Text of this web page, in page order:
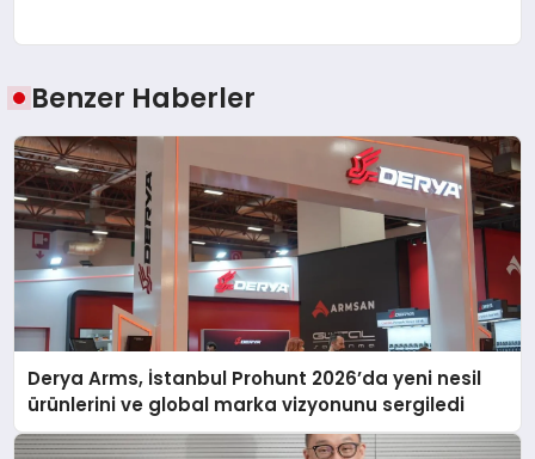
Benzer Haberler
Derya Arms, İstanbul Prohunt 2026’da yeni nesil
ürünlerini ve global marka vizyonunu sergiledi